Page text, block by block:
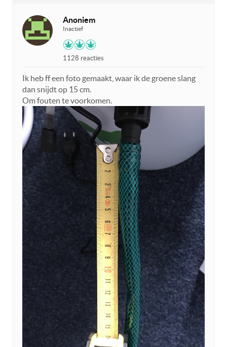
Anoniem
Inactief
1128 reacties
Ik heb ff een foto gemaakt, waar ik de groene slang
dan snijdt op 15 cm.
Om fouten te voorkomen.